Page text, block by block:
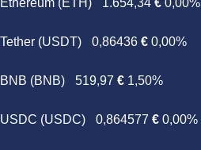
Tether (USDT) 0,86436 € 0,00%
BNB (BNB) 519,97 € 1,50%
USDC (USDC) 0,864577 € 0,00%